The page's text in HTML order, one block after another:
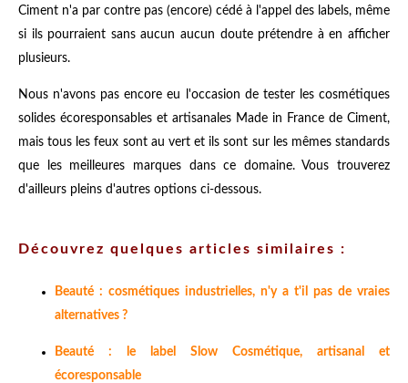
Ciment n'a par contre pas (encore) cédé à l'appel des labels, même
si ils pourraient sans aucun aucun doute prétendre à en afficher
plusieurs.
Nous n'avons pas encore eu l'occasion de tester les cosmétiques
solides écoresponsables et artisanales Made in France de Ciment,
mais tous les feux sont au vert et ils sont sur les mêmes standards
que les meilleures marques dans ce domaine. Vous trouverez
d'ailleurs pleins d'autres options ci-dessous.
Découvrez quelques articles similaires :
Beauté : cosmétiques industrielles, n'y a t'il pas de vraies
alternatives ?
Beauté : le label Slow Cosmétique, artisanal et
écoresponsable